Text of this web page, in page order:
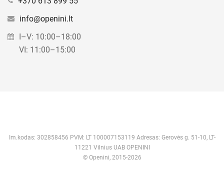
info@openini.lt
I–V: 10:00–18:00
VI: 11:00–15:00
Im.kodas: 302858456 PVM: LT 100007153119 Adresas: Gerovės g. 51-10, LT-
11221 Vilnius UAB OPENINI
© Openini, 2015-2026